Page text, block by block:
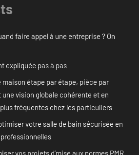
faire appel à une entreprise ? On
expliquée pas à pas
maison étape par étape, pièce par
vision globale cohérente et en
fréquentes chez les particuliers
votre salle de bain sécurisée en
vos projets d’mise aux normes PMR